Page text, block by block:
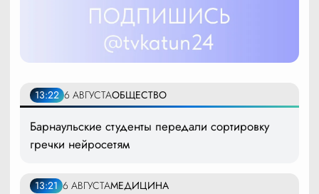
13:22 6 АВГУСТАОБЩЕСТВО
Барнаульские студенты передали сортировку
гречки нейросетям
13:21 6 АВГУСТАМЕДИЦИНА